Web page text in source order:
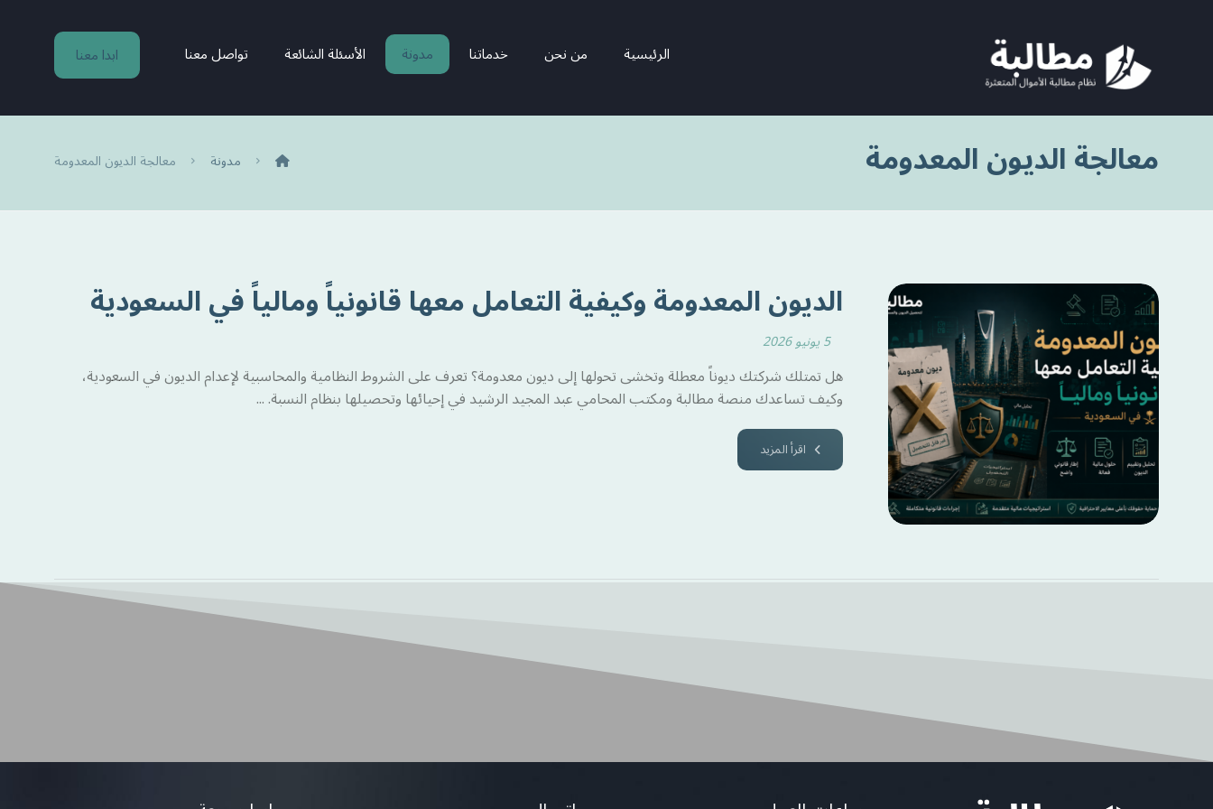
ابدا معنا الرئيسية من نحن خدماتنا مدونة الأسئلة الشائعة تواصل معنا
معالجة الديون المعدومة مدونة معالجة الديون المعدومة
الديون المعدومة وكيفية التعامل معها قانونياً ومالياً في السعودية
5 يونيو 2026
هل تمتلك شركتك ديوناً معطلة وتخشى تحولها إلى ديون معدومة؟ تعرف على الشروط النظامية والمحاسبية لإعدام الديون في السعودية،
وكيف تساعدك منصة مطالبة ومكتب المحامي عبد المجيد الرشيد في إحيائها وتحصيلها بنظام النسبة. ...
اقرأ المزيد